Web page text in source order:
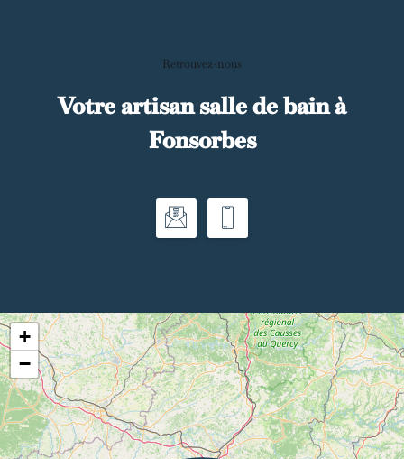
Retrouvez-nous
Votre artisan salle de bain à
Fonsorbes
+
−